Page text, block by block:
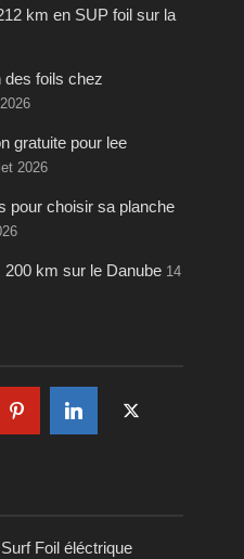
km en SUP foil sur la
des foils chez
gratuite pour lee
2026
pour choisir sa planche
km sur le Danube 14
Surf Foil éléctrique